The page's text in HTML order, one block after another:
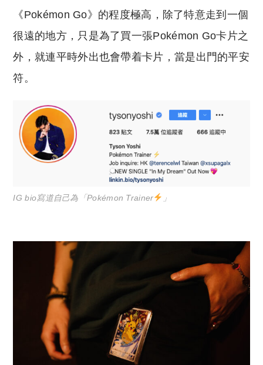
《Pokémon Go》的程度極高，除了特意走到一個
很遠的地方，只是為了買一張Pokémon Go卡片之
外，就連平時外出也會帶着卡片，當是出門的平安
符。
IG bio寫道自己為「Pokémon Trainer 」